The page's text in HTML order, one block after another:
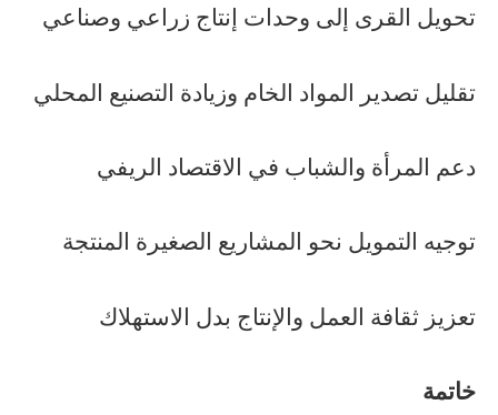
تحويل القرى إلى وحدات إنتاج زراعي وصناعي
تقليل تصدير المواد الخام وزيادة التصنيع المحلي
دعم المرأة والشباب في الاقتصاد الريفي
توجيه التمويل نحو المشاريع الصغيرة المنتجة
تعزيز ثقافة العمل والإنتاج بدل الاستهلاك
خاتمة